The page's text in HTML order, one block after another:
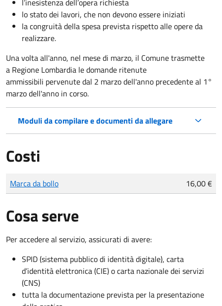
lo stato dei lavori, che non devono essere iniziati
la congruità della spesa prevista rispetto alle opere da
realizzare.
Una volta all'anno, nel mese di marzo, il Comune trasmette
a Regione Lombardia le domande ritenute
ammissibili pervenute dal 2 marzo dell'anno precedente al 1°
marzo dell'anno in corso.
Moduli da compilare e documenti da allegare
Costi
Tipo di pagamento
Importo
Marca da bollo 16,00 €
Cosa serve
Per accedere al servizio, assicurati di avere:
SPID (sistema pubblico di identità digitale), carta
d’identità elettronica (CIE) o carta nazionale dei servizi
(CNS)
tutta la documentazione prevista per la presentazione